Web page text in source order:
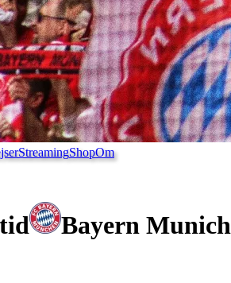
StreamingShopOm
Bayern Munich